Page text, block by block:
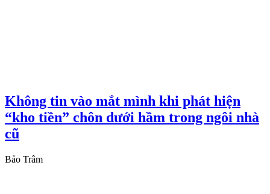
Không tin vào mắt mình khi phát hiện
“kho tiền” chôn dưới hầm trong ngôi nhà
cũ
Bảo Trâm